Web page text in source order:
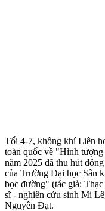
Tối 4-7, không khí Liên
toàn quốc về "Hình
năm 2025 đã thu hút
của Trường Đại học Sân
bọc đường" (tác giả:
sĩ - nghiên cứu sinh Mi
Nguyên Đạt.